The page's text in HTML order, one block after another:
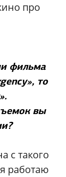
про
фильма
то
вы
с такого
работаю